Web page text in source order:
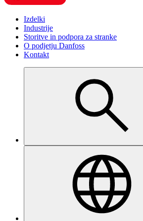
Izdelki
Industrije
Storitve in podpora za stranke
O podjetju Danfoss
Kontakt